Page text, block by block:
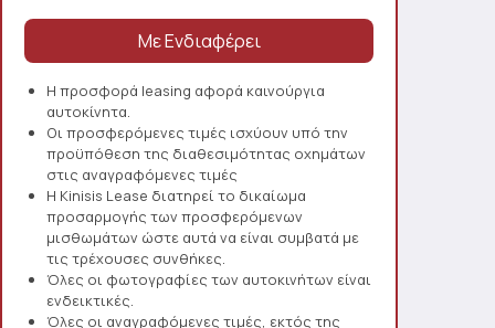
Η προσφορά leasing αφορά καινούργια
αυτοκίνητα.
Οι προσφερόμενες τιμές ισχύουν υπό την
προϋπόθεση της διαθεσιμότητας οχημάτων
στις αναγραφόμενες τιμές
Η Kinisis Lease διατηρεί το δικαίωμα
προσαρμογής των προσφερόμενων
μισθωμάτων ώστε αυτά να είναι συμβατά με
τις τρέχουσες συνθήκες.
Όλες οι φωτογραφίες των αυτοκινήτων είναι
ενδεικτικές.
Όλες οι αναγραφόμενες τιμές, εκτός της